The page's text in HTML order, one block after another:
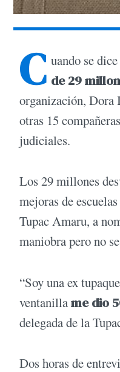
C uando se
de 29
organización, Dora
otras 15
judiciales.
Los 29 millones
mejoras de
Tupac Amaru, a
maniobra pero no
“Soy una ex
ventanillame dio
delegada de la
Dos horas de